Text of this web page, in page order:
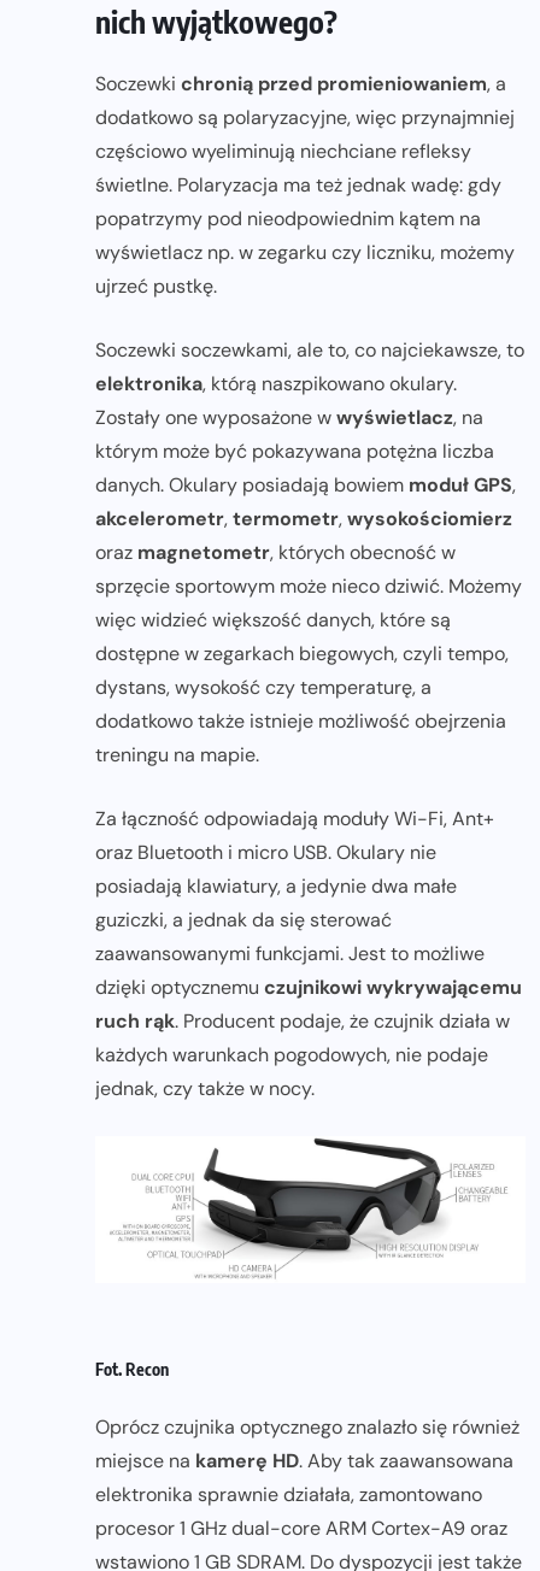
nich wyjątkowego?
Soczewki chronią przed promieniowaniem, a
dodatkowo są polaryzacyjne, więc przynajmniej
częściowo wyeliminują niechciane refleksy
świetlne. Polaryzacja ma też jednak wadę: gdy
popatrzymy pod nieodpowiednim kątem na
wyświetlacz np. w zegarku czy liczniku, możemy
ujrzeć pustkę.
Soczewki soczewkami, ale to, co najciekawsze, to
elektronika, którą naszpikowano okulary.
Zostały one wyposażone wwyświetlacz, na
którym może być pokazywana potężna liczba
danych. Okulary posiadają bowiem moduł GPS,
akcelerometr,termometr,wysokościomierz
oraz magnetometr, których obecność w
sprzęcie sportowym może nieco dziwić. Możemy
więc widzieć większość danych, które są
dostępne w zegarkach biegowych, czyli tempo,
dystans, wysokość czy temperaturę, a
dodatkowo także istnieje możliwość obejrzenia
treningu na mapie.
Za łączność odpowiadają moduły Wi-Fi, Ant+
oraz Bluetooth i micro USB. Okulary nie
posiadają klawiatury, a jedynie dwa małe
guziczki, a jednak da się sterować
zaawansowanymi funkcjami. Jest to możliwe
dzięki optycznemu czujnikowi wykrywającemu
ruch rąk. Producent podaje, że czujnik działa w
każdych warunkach pogodowych, nie podaje
jednak, czy także w nocy.
Fot. Recon
Oprócz czujnika optycznego znalazło się również
miejsce na kamerę HD. Aby tak zaawansowana
elektronika sprawnie działała, zamontowano
procesor 1 GHz dual-core ARM Cortex-A9 oraz
wstawiono 1 GB SDRAM. Do dyspozycji jest także